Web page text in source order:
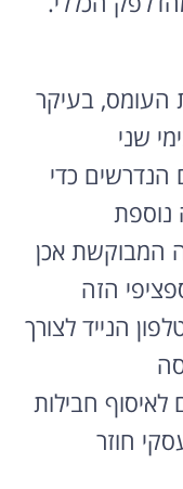
העומס, בעיקר
שני
כדי
נוספת
המבוקשת אכן
הזה
הנייד לצורך
חבילות
חוזר